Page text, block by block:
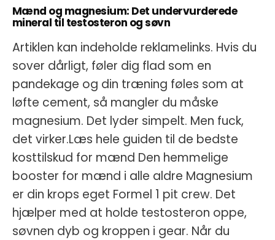
Mænd og magnesium: Det undervurderede
mineral til testosteron og søvn
Artiklen kan indeholde reklamelinks. Hvis du
sover dårligt, føler dig flad som en
pandekage og din træning føles som at
løfte cement, så mangler du måske
magnesium. Det lyder simpelt. Men fuck,
det virker.Læs hele guiden til de bedste
kosttilskud for mænd Den hemmelige
booster for mænd i alle aldre Magnesium
er din krops eget Formel 1 pit crew. Det
hjælper med at holde testosteron oppe,
søvnen dyb og kroppen i gear. Når du